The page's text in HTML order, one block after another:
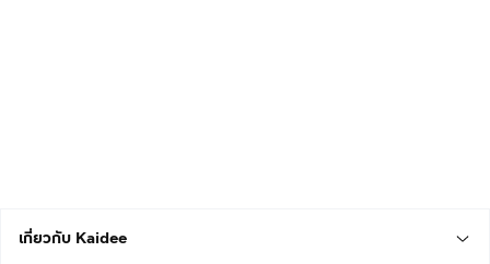
เกี่ยวกับ Kaidee